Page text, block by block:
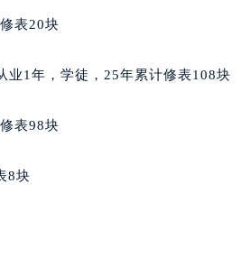
表维修授权店1楼积家售后服务中
中心D座11层1102室积家售后服务
下积家售后服务中心（需提前预约）
家售后服务中心（需提前预约）
后服务中心（需提前预约）
表20块
业1年，学徒，25年累计修表108块
表98块
8块